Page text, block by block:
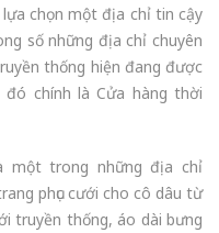
chọn một địa chỉ tin cậy
số những địa chỉ chuyên
thống hiện đang được
chính là Cửa hàng thời
một trong những địa chỉ
phục cưới cho cô dâu từ
truyền thống, áo dài bưng